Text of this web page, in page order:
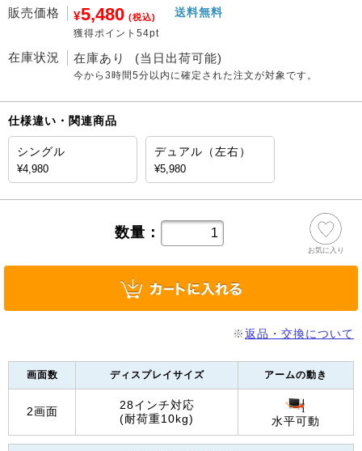
販売価格
¥5,480 (税込)
獲得ポイント54pt
送料無料
在庫状況 在庫あり (当日出荷可能)
今から3時間5分 以内に確定された注文が対象です。
仕様違い・関連商品
シングル
¥4,980
デュアル（左右）
¥5,980
数量：
お気に入り
※返品・交換について
画面数 ディスプレイサイズ アームの動き
2画面
28インチ対応
(耐荷重10kg)
水平可動